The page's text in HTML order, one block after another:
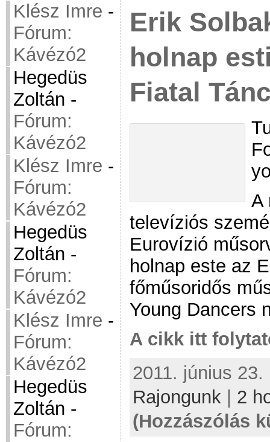
Klész Imre -
Fórum:
Kávézó2
Hegedüs
Zoltán -
Fórum:
Kávézó2
Klész Imre -
Fórum:
Kávézó2
Hegedüs
Zoltán -
Fórum:
Kávézó2
Klész Imre -
Fórum:
Kávézó2
Hegedüs
Zoltán -
Fórum:
Erik
holnap
Fiatal
A
televíziós
Eurovízió
holnap este az
főműsoridős
Young Dancers
A cikk itt
2011. június
Rajongunk
2
(Hozzászólás